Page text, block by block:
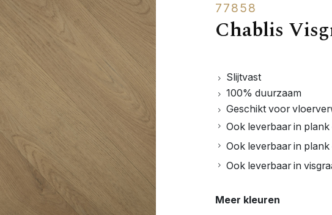
77858
Chablis
Slijtvast
100% duurzaam
Geschikt voor
Ook leverbaar in
Ook leverbaar in plank
Ook leverbaar in
Meer kleuren